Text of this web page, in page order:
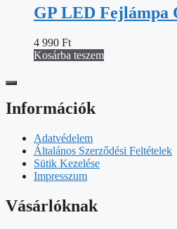
GP LED Fejlámpa
4 990 Ft
Kosárba teszem
Információk
Adatvédelem
Általános Szerződési Feltételek
Sütik Kezelése
Impresszum
Vásárlóknak